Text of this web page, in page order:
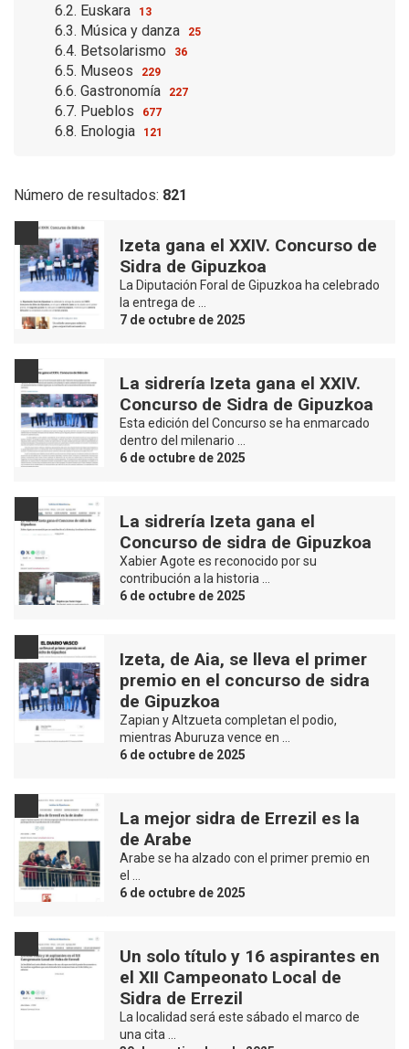
6.2. Euskara 13
6.3. Música y danza 25
6.4. Betsolarismo 36
6.5. Museos 229
6.6. Gastronomía 227
6.7. Pueblos 677
6.8. Enologia 121
Número de resultados: 821
Izeta gana el XXIV. Concurso de
Sidra de Gipuzkoa
La Diputación Foral de Gipuzkoa ha celebrado
la entrega de …
7 de octubre de 2025
La sidrería Izeta gana el XXIV.
Concurso de Sidra de Gipuzkoa
Esta edición del Concurso se ha enmarcado
dentro del milenario …
6 de octubre de 2025
La sidrería Izeta gana el
Concurso de sidra de Gipuzkoa
Xabier Agote es reconocido por su
contribución a la historia …
6 de octubre de 2025
Izeta, de Aia, se lleva el primer
premio en el concurso de sidra
de Gipuzkoa
Zapian y Altzueta completan el podio,
mientras Aburuza vence en …
6 de octubre de 2025
La mejor sidra de Errezil es la
de Arabe
Arabe se ha alzado con el primer premio en
el …
6 de octubre de 2025
Un solo título y 16 aspirantes en
el XII Campeonato Local de
Sidra de Errezil
La localidad será este sábado el marco de
una cita …